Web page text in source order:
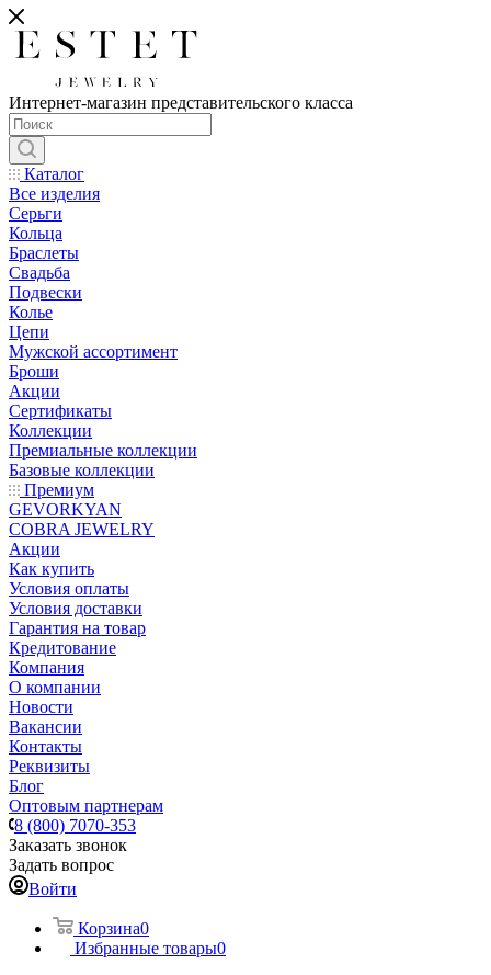
Интернет-магазин представительского класса
Каталог
Все изделия
Серьги
Кольца
Браслеты
Свадьба
Подвески
Колье
Цепи
Мужской ассортимент
Броши
Акции
Сертификаты
Коллекции
Премиальные коллекции
Базовые коллекции
Премиум
GEVORKYAN
COBRA JEWELRY
Акции
Как купить
Условия оплаты
Условия доставки
Гарантия на товар
Кредитование
Компания
О компании
Новости
Вакансии
Контакты
Реквизиты
Блог
Оптовым партнерам
8 (800) 7070-353
Заказать звонок
Задать вопрос
Войти
Корзина0
Избранные товары0